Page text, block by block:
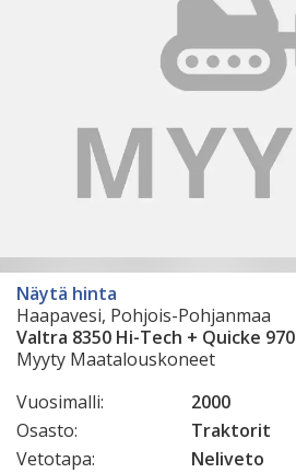
Näytä hinta
Haapavesi, Pohjois-Pohjanmaa
Valtra 8350 Hi-Tech + Quicke 970
Myyty Maatalouskoneet
Vuosimalli:
2000
Osasto:
Traktorit
Vetotapa:
Neliveto